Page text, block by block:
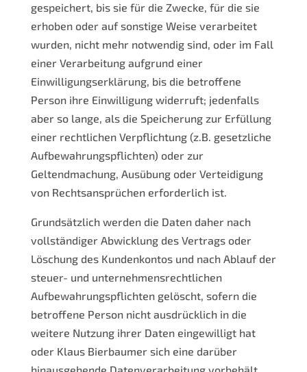
gespeichert, bis sie für die Zwecke, für die sie
erhoben oder auf sonstige Weise verarbeitet
wurden, nicht mehr notwendig sind, oder im Fall
einer Verarbeitung aufgrund einer
Einwilligungserklärung, bis die betroffene
Person ihre Einwilligung widerruft; jedenfalls
aber so lange, als die Speicherung zur Erfüllung
einer rechtlichen Verpflichtung (z.B. gesetzliche
Aufbewahrungspflichten) oder zur
Geltendmachung, Ausübung oder Verteidigung
von Rechtsansprüchen erforderlich ist.
Grundsätzlich werden die Daten daher nach
vollständiger Abwicklung des Vertrags oder
Löschung des Kundenkontos und nach Ablauf der
steuer- und unternehmensrechtlichen
Aufbewahrungspflichten gelöscht, sofern die
betroffene Person nicht ausdrücklich in die
weitere Nutzung ihrer Daten eingewilligt hat
oder Klaus Bierbaumer sich eine darüber